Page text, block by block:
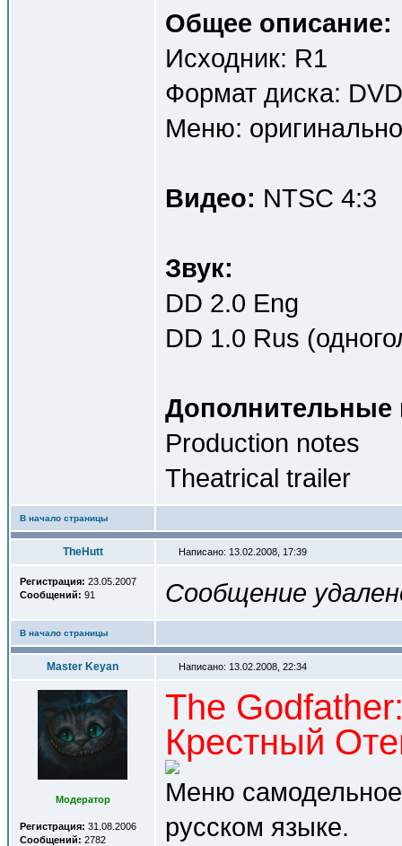
Общее описание:
Исходник: R1
Формат диска:
Меню:
Видео: NTSC 4:3
Звук:
DD 2.0 Eng
DD 1.0 Rus
Дополнительные
Production notes
Theatrical trailer
В начало страницы
TheHutt Написано: 13.02.2008, 17:39
Регистрация: 23.05.2007
Сообщений: 91 Сообщение
В начало страницы
Master Keyan Написано: 13.02.2008, 22:34
Модератор
Регистрация: 31.08.2006
Сообщений: 2782
The
Крестный
Меню
русском языке.